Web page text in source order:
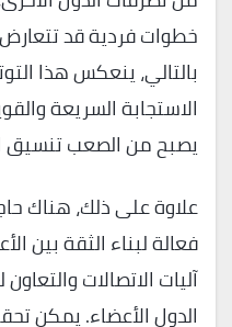
خطوات فردية قد
بالتالي، ينعكس هذا
الاستجابة السريعة
يصبح من الصعب تنسيق
علاوة على ذلك، هناك
فعالة لبناء الثقة بين
آليات الاتصالات
الدول الأعضاء. يمكن